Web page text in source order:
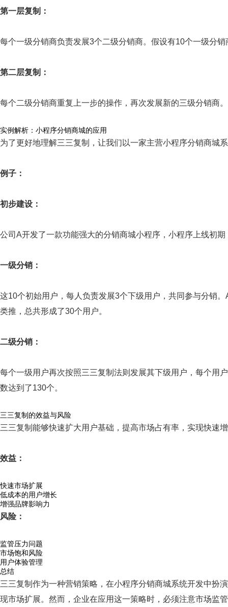
第一层复制：
每个一级分销商负责发展3个二级分销商。假设有10个一级分
第二层复制：
每个二级分销商重复上一步的操作，再次发展新的三级分销商
实例解析：小程序分销商城的应用
为了更好地理解三三复制，让我们以一家主营小程序分销商城
例子：
初步建设：
公司A开发了一款功能强大的分销商城小程序，小程序上线初
一级分销：
这10个初始用户，每人负责发展3个下级用户，共同参与分
类推，总共形成了30个用户。
二级分销：
每个一级用户再次按照三三复制法则发展其下级用户，每个用
数达到了130个。
三三复制的效益与风险
三三复制能够快速扩大用户基础，提高市场占有率，实现快速
效益：
快速市场扩展
低成本的用户增长
增强品牌影响力
风险：
监管压力问题
市场饱和风险
用户体验管理
总结
三三复制作为一种营销策略，在小程序分销商城系统开发中扮
现市场扩展。然而，企业在应用这一策略时，必须注意市场监